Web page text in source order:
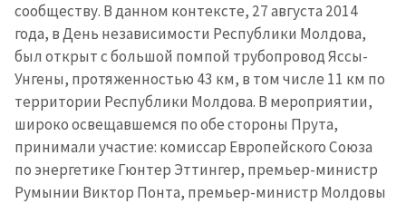
сообществу. В данном контексте, 27 августа 2014
года, в День независимости Республики Молдова,
был открыт с большой помпой трубопровод Яссы-
Унгены, протяженностью 43 км, в том числе 11 км по
территории Республики Молдова. В мероприятии,
широко освещавшемся по обе стороны Прута,
принимали участие: комиссар Европейского Союза
по энергетике Гюнтер Эттингер, премьер-министр
Румынии Виктор Понта, премьер-министр Молдовы